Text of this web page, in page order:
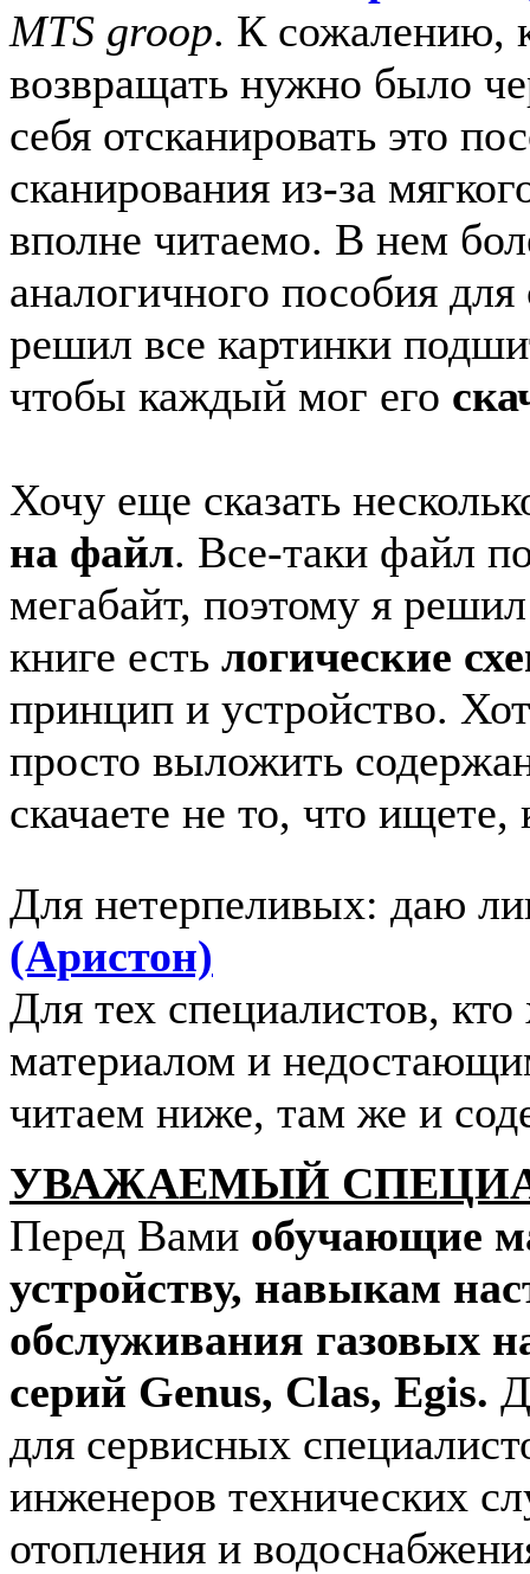
MTS groop. К сожалению,
возвращать нужно было
себя отсканировать это
сканирования из-за
вполне читаемо. В нем
аналогичного пособия
решил все картинки
чтобы каждый мог его
Хочу еще сказать
на файл. Все-таки файл
мегабайт, поэтому я
книге есть логические
принцип и устройство.
просто выложить
скачаете не то, что
Для нетерпеливых: даю
(Аристон)
Для тех специалистов,
материалом и
читаем ниже, там же и
УВАЖАЕМЫЙ
Перед Вами обучающие
устройству, навыкам
обслуживания газовых
серий Genus, Clas, Egis.
для сервисных
инженеров технических
отопления и